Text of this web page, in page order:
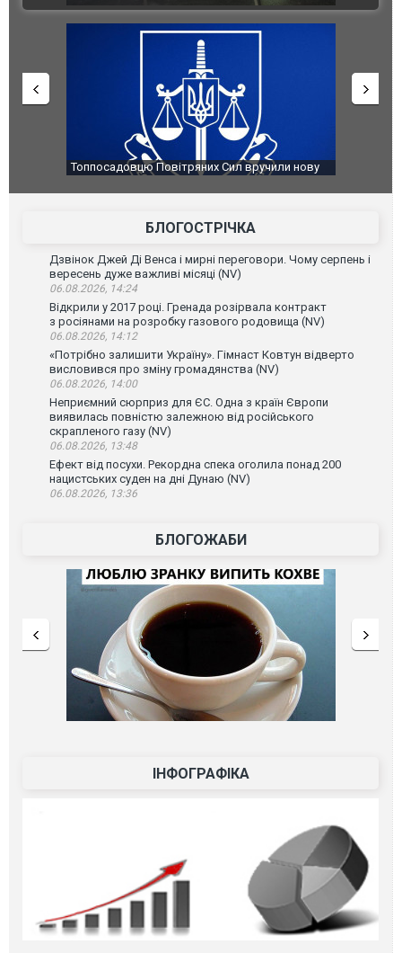
Топпосадовцю Повітряних Сил вручили нову
Сили
атаку.
БЛОГОСТРІЧКА
Дзвінок Джей Ді Венса і мирні переговори. Чому серпень і
вересень дуже важливі місяці (NV)
06.08.2026, 14:24
Відкрили у 2017 році. Гренада розірвала контракт
з росіянами на розробку газового родовища (NV)
06.08.2026, 14:12
«Потрібно залишити Україну». Гімнаст Ковтун відверто
висловився про зміну громадянства (NV)
06.08.2026, 14:00
Неприємний сюрприз для ЄС. Одна з країн Європи
виявилась повністю залежною від російського
скрапленого газу (NV)
06.08.2026, 13:48
Ефект від посухи. Рекордна спека оголила понад 200
нацистських суден на дні Дунаю (NV)
06.08.2026, 13:36
БЛОГОЖАБИ
ІНФОГРАФІКА